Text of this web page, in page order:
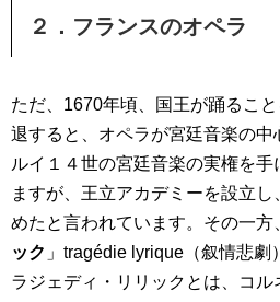
２．フランスのオペラ
ただ、1670年頃、国王が踊るこ
退すると、オペラが宮廷音楽の
ルイ１４世の宮廷音楽の実権を
ますが、王立アカデミーを設立
めたと言われています。その一方
ック 」tragédie lyrique（叙情悲劇
ラジェディ・リリックとは、コル